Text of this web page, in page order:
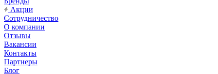
Акции
Сотрудничество
О компании
Отзывы
Вакансии
Контакты
Партнеры
Блог